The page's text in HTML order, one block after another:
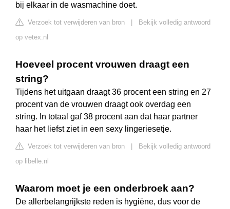
bij elkaar in de wasmachine doet.
Verzoek tot verwijderen van bron
Bekijk volledig antwoord
op vetex.nl
Hoeveel procent vrouwen draagt een
string?
Tijdens het uitgaan draagt 36 procent een string en 27
procent van de vrouwen draagt ook overdag een
string. In totaal gaf 38 procent aan dat haar partner
haar het liefst ziet in een sexy lingeriesetje.
Verzoek tot verwijderen van bron
Bekijk volledig antwoord
op libelle.nl
Waarom moet je een onderbroek aan?
De allerbelangrijkste reden is hygiëne, dus voor de